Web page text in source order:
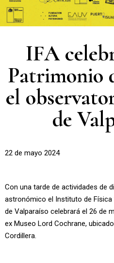
IFA
Patrimonio
el
de
22 de mayo 2024
Con una tarde de actividades de
astronómico el Instituto de Física
de Valparaíso celebrará el 26 de
ex Museo Lord Cochrane,
Cordillera.